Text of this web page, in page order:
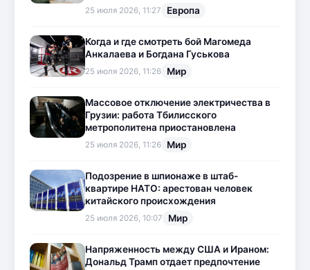
25 июля 2026, 11:27 Европа
Когда и где смотреть бой Магомеда
Анкалаева и Богдана Гуськова
25 июля 2026, 11:26 Мир
Массовое отключение электричества в
Грузии: работа Тбилисского
метрополитена приостановлена
25 июля 2026, 11:26 Мир
Подозрение в шпионаже в штаб-
квартире НАТО: арестован человек
китайского происхождения
25 июля 2026, 10:07 Мир
Напряженность между США и Ираном:
Дональд Трамп отдает предпочтение